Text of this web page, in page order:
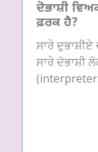
ਦੋਭਾਸ਼ੀ
ਫ਼ਰਕ ਹੈ?
ਸਾਰੇ
ਸਾਰੇ ਦੋਭਾਸ਼ੀ